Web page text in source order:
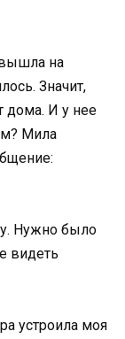
на
Значит,
дома. И у нее
Мила
Нужно было
видеть
устроила моя